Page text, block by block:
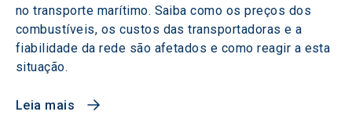
no transporte marítimo. Saiba como os preços dos
combustíveis, os custos das transportadoras e a
fiabilidade da rede são afetados e como reagir a esta
situação.
Leia mais